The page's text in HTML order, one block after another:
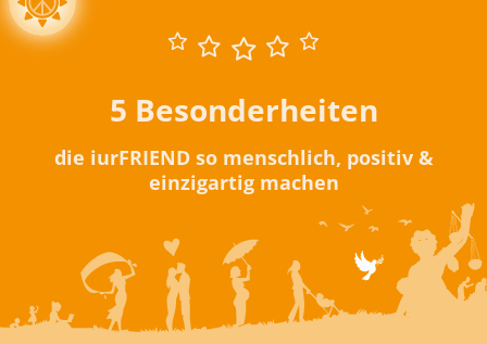
5 Besonderheiten
die iurFRIEND so menschlich, positiv &
einzigartig machen